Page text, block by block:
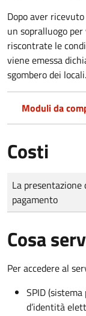
Dopo aver
un sopralluogo
riscontrate le
viene emessa
sgombero dei locali.
Moduli da
Costi
Tipo di pagamento
Importo
La
pagamento
Cosa
Per accedere al
SPID
d’identità